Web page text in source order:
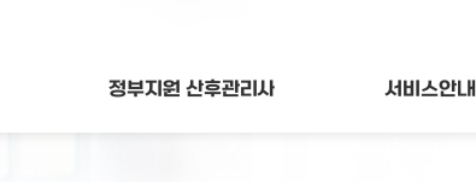
정부지원 산후관리사 서비스안내